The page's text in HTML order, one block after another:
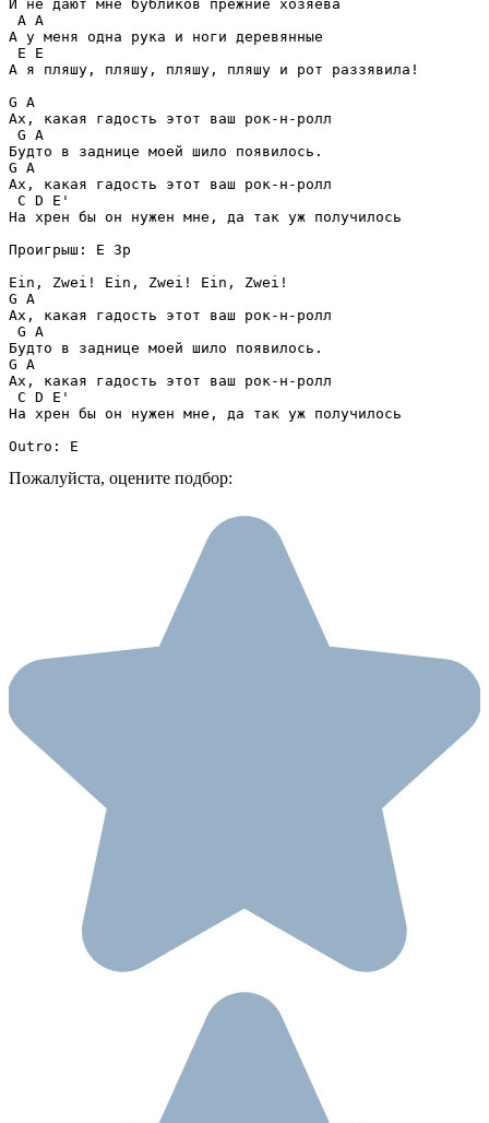
И не дают мне бубликов прежние хозяева
A A
А у меня одна рука и ноги деревянные
E E
А я пляшу, пляшу, пляшу, пляшу и рот раззявила!
G A
Ах, какая гадость этот ваш рок-н-ролл
G A
Будто в заднице моей шило появилось.
G A
Ах, какая гадость этот ваш рок-н-ролл
C D E'
На хрен бы он нужен мне, да так уж получилось
Проигрыш: E 3p
Ein, Zwei! Ein, Zwei! Ein, Zwei!
G A
Ах, какая гадость этот ваш рок-н-ролл
G A
Будто в заднице моей шило появилось.
G A
Ах, какая гадость этот ваш рок-н-ролл
C D E'
На хрен бы он нужен мне, да так уж получилось
Outro: E
Пожалуйста, оцените подбор: